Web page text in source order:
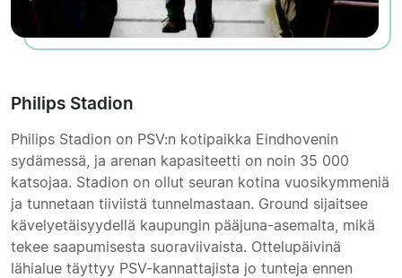
Philips Stadion
Philips Stadion on PSV:n kotipaikka Eindhovenin
sydämessä, ja arenan kapasiteetti on noin 35 000
katsojaa. Stadion on ollut seuran kotina vuosikymmeniä
ja tunnetaan tiiviistä tunnelmastaan. Ground sijaitsee
kävelyetäisyydellä kaupungin pääjuna-asemalta, mikä
tekee saapumisesta suoraviivaista. Ottelupäivinä
lähialue täyttyy PSV-kannattajista jo tunteja ennen